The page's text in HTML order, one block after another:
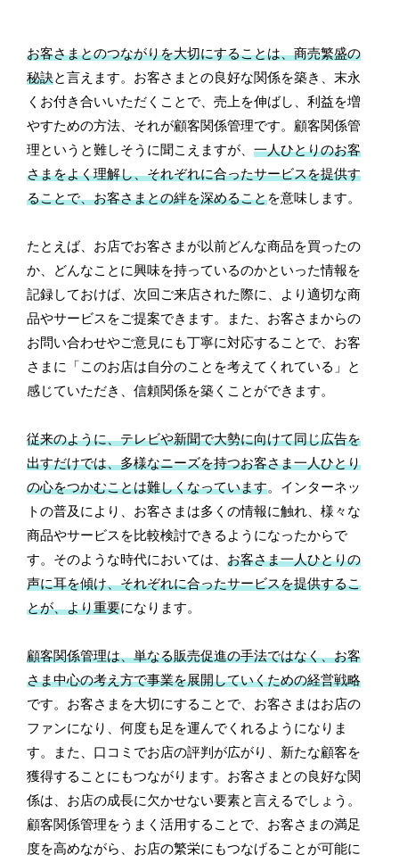
お客さまとのつながりを大切にすることは、商売繁盛の
秘訣と言えます。お客さまとの良好な関係を築き、末永
くお付き合いいただくことで、売上を伸ばし、利益を増
やすための方法、それが顧客関係管理です。顧客関係管
理というと難しそうに聞こえますが、一人ひとりのお客
さまをよく理解し、それぞれに合ったサービスを提供す
ることで、お客さまとの絆を深めることを意味します。
たとえば、お店でお客さまが以前どんな商品を買ったの
か、どんなことに興味を持っているのかといった情報を
記録しておけば、次回ご来店された際に、より適切な商
品やサービスをご提案できます。また、お客さまからの
お問い合わせやご意見にも丁寧に対応することで、お客
さまに「このお店は自分のことを考えてくれている」と
感じていただき、信頼関係を築くことができます。
従来のように、テレビや新聞で大勢に向けて同じ広告を
出すだけでは、多様なニーズを持つお客さま一人ひとり
の心をつかむことは難しくなっています。インターネッ
トの普及により、お客さまは多くの情報に触れ、様々な
商品やサービスを比較検討できるようになったからで
す。そのような時代においては、お客さま一人ひとりの
声に耳を傾け、それぞれに合ったサービスを提供するこ
とが、より重要になります。
顧客関係管理は、単なる販売促進の手法ではなく、お客
さま中心の考え方で事業を展開していくための経営戦略
です。お客さまを大切にすることで、お客さまはお店の
ファンになり、何度も足を運んでくれるようになりま
す。また、口コミでお店の評判が広がり、新たな顧客を
獲得することにもつながります。お客さまとの良好な関
係は、お店の成長に欠かせない要素と言えるでしょう。
顧客関係管理をうまく活用することで、お客さまの満足
度を高めながら、お店の繁栄にもつなげることが可能に